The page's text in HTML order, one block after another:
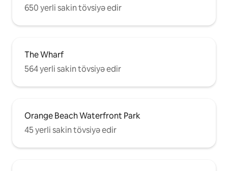
650 yerli sakin tövsiyə edir
The Wharf
564 yerli sakin tövsiyə edir
Orange Beach Waterfront Park
45 yerli sakin tövsiyə edir